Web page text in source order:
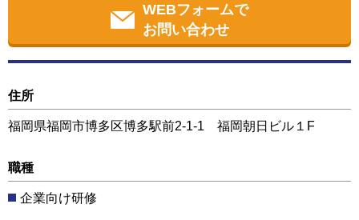
WEBフォームで
お問い合わせ
住所
福岡県福岡市博多区博多駅前2-1-1 福岡朝日ビル１F
職種
企業向け研修